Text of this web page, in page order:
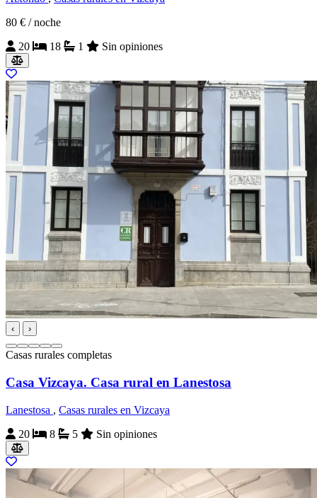
80 € / noche
20
18 1 Sin opiniones
‹ ›
Casas rurales completas
Casa Vizcaya. Casa rural en Lanestosa
Lanestosa , Casas rurales en Vizcaya
20
8 5 Sin opiniones